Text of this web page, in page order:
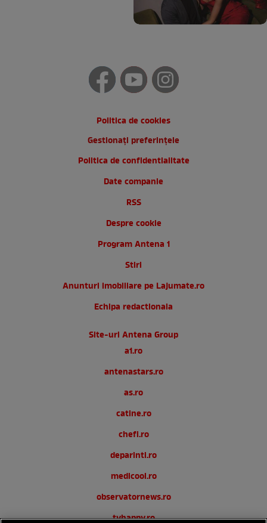
Politica de cookies
Gestionați preferințele
Politica de confidentialitate
Date companie
RSS
Despre cookie
Program Antena 1
Stiri
Anunturi imobiliare pe Lajumate.ro
Echipa redactionala
Site-uri Antena Group
a1.ro
antenastars.ro
as.ro
catine.ro
chefi.ro
deparinti.ro
medicool.ro
observatornews.ro
tvhappy.ro